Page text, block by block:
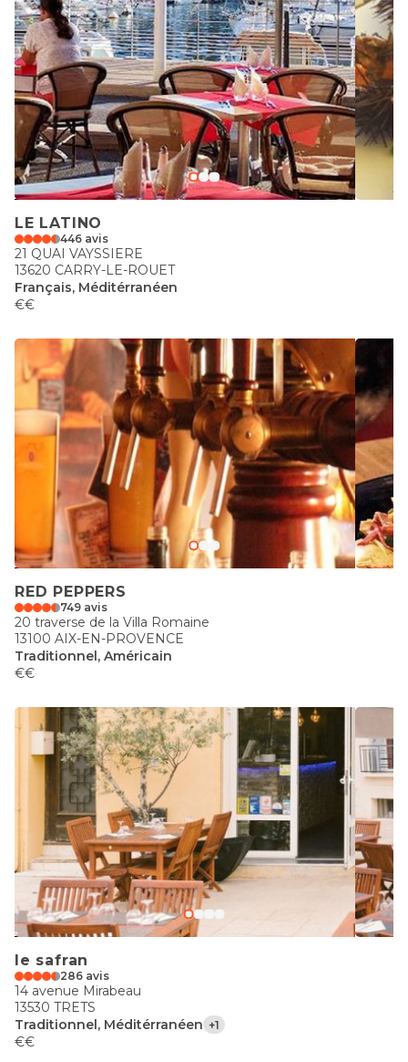
LE LATINO
446 avis
21 QUAI VAYSSIERE
13620 CARRY-LE-ROUET
Français, Méditérranéen
€€
RED PEPPERS
749 avis
20 traverse de la Villa Romaine
13100 AIX-EN-PROVENCE
Traditionnel, Américain
€€
le safran
286 avis
14 avenue Mirabeau
13530 TRETS
Traditionnel, Méditérranéen +1
€€